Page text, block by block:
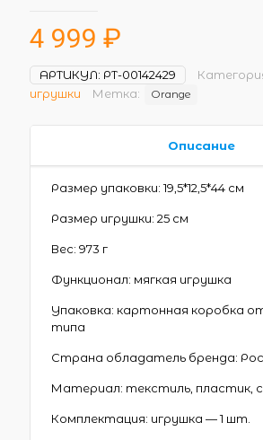
4 999 ₽
АРТИКУЛ: РТ-00142429
игрушки
Метка: Orange
Описание
Размер упаковки: 19,5*12,5*44 см
Размер игрушки: 25 см
Вес: 973 г
Функционал: мягкая игрушка
Упаковка: картонная коробка
типа
Страна обладатель бренда:
Материал: текстиль, пластик,
Комплектация: игрушка — 1 шт.